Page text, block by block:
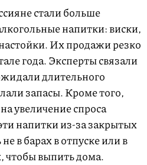
стали больше
напитки: виски,
Их продажи резко
года. Эксперты связали
длительного
запасы. Кроме того,
увеличение спроса
напитки из-за закрытых
в барах в отпуске или в
чтобы выпить дома.